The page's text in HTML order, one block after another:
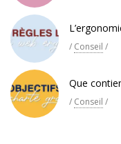
/ Conseil /
Que
/ Conseil /